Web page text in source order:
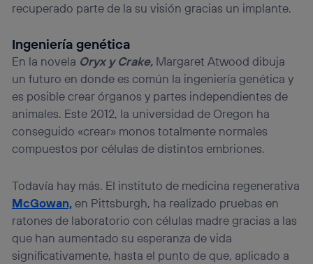
recuperado parte de la su visión gracias un implante.
Ingeniería genética
En la novela Oryx y Crake, Margaret Atwood dibuja
un futuro en donde es común la ingeniería genética y
es posible crear órganos y partes independientes de
animales. Este 2012, la universidad de Oregon ha
conseguido «crear» monos totalmente normales
compuestos por células de distintos embriones.
Todavía hay más. El instituto de medicina regenerativa
McGowan,en Pittsburgh, ha realizado pruebas en
ratones de laboratorio con células madre gracias a las
que han aumentado su esperanza de vida
significativamente, hasta el punto de que, aplicado a